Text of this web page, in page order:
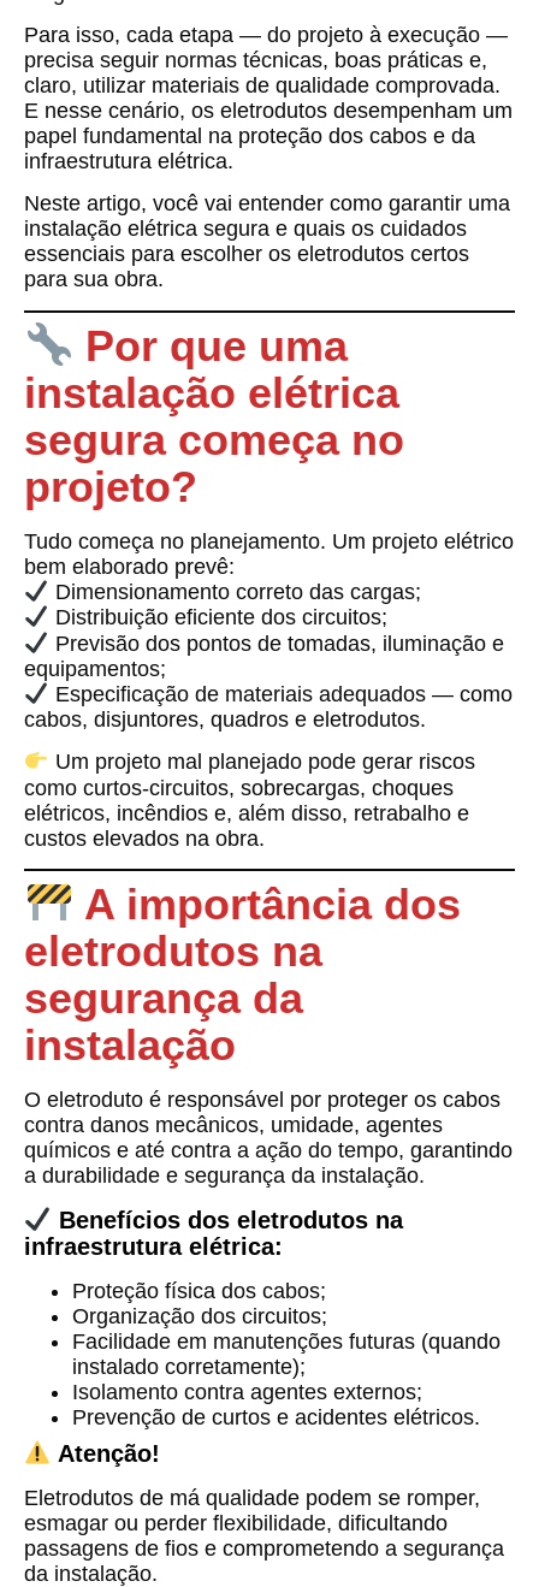
Para isso, cada etapa — do projeto à execução —
precisa seguir normas técnicas, boas práticas e,
claro, utilizar materiais de qualidade comprovada.
E nesse cenário, os eletrodutos desempenham um
papel fundamental na proteção dos cabos e da
infraestrutura elétrica.
Neste artigo, você vai entender como garantir uma
instalação elétrica segura e quais os cuidados
essenciais para escolher os eletrodutos certos
para sua obra.
Por que uma
instalação elétrica
segura começa no
projeto?
Tudo começa no planejamento. Um projeto elétrico
bem elaborado prevê:
Dimensionamento correto das cargas;
Distribuição eficiente dos circuitos;
Previsão dos pontos de tomadas, iluminação e
equipamentos;
Especificação de materiais adequados — como
cabos, disjuntores, quadros e eletrodutos.
Um projeto mal planejado pode gerar riscos
como curtos-circuitos, sobrecargas, choques
elétricos, incêndios e, além disso, retrabalho e
custos elevados na obra.
A importância dos
eletrodutos na
segurança da
instalação
O eletroduto é responsável por proteger os cabos
contra danos mecânicos, umidade, agentes
químicos e até contra a ação do tempo, garantindo
a durabilidade e segurança da instalação.
Benefícios dos eletrodutos na
infraestrutura elétrica:
Proteção física dos cabos;
Organização dos circuitos;
Facilidade em manutenções futuras (quando
instalado corretamente);
Isolamento contra agentes externos;
Prevenção de curtos e acidentes elétricos.
Atenção!
Eletrodutos de má qualidade podem se romper,
esmagar ou perder flexibilidade, dificultando
passagens de fios e comprometendo a segurança
da instalação.